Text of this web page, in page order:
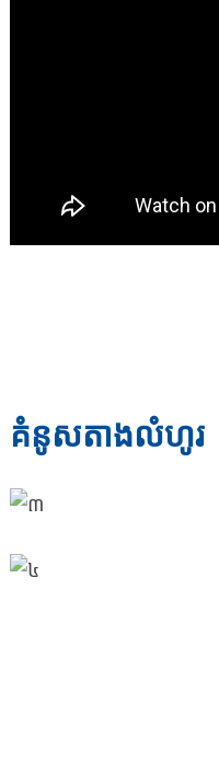
គំនូសតាងលំហូរ